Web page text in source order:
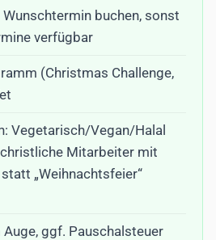
buchen, sonst
verfügbar
(Christmas Challenge,
Vegetarisch/Vegan/Halal
Mitarbeiter mit
„Weihnachtsfeier“
ggf. Pauschalsteuer